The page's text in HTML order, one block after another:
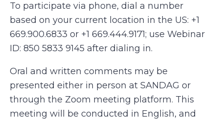
To participate via phone, dial a number
based on your current location in the US: +1
669.900.6833 or +1 669.444.9171; use Webinar
ID: 850 5833 9145 after dialing in.
Oral and written comments may be
presented either in person at SANDAG or
through the Zoom meeting platform. This
meeting will be conducted in English, and